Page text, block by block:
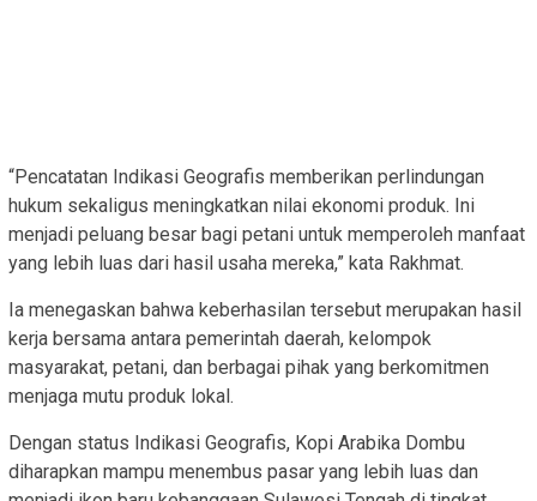
“Pencatatan Indikasi Geografis memberikan perlindungan
hukum sekaligus meningkatkan nilai ekonomi produk. Ini
menjadi peluang besar bagi petani untuk memperoleh manfaat
yang lebih luas dari hasil usaha mereka,” kata Rakhmat.
Ia menegaskan bahwa keberhasilan tersebut merupakan hasil
kerja bersama antara pemerintah daerah, kelompok
masyarakat, petani, dan berbagai pihak yang berkomitmen
menjaga mutu produk lokal.
Dengan status Indikasi Geografis, Kopi Arabika Dombu
diharapkan mampu menembus pasar yang lebih luas dan